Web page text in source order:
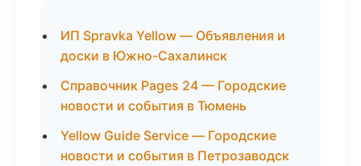
ИП Spravka Yellow — Объявления и
доски в Южно-Сахалинск
Справочник Pages 24 — Городские
новости и события в Тюмень
Yellow Guide Service — Городские
новости и события в Петрозаводск